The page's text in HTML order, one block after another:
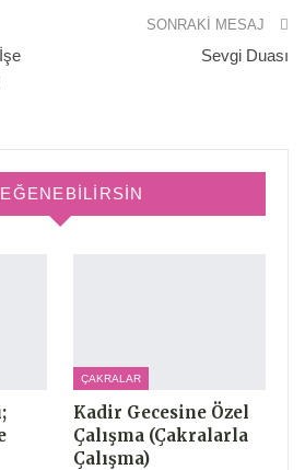
SONRAKI MESAJ
Sevgi Duası
ÇAKRALAR
Kadir Gecesine Özel
Çalışma (Çakralarla
Çalışma)